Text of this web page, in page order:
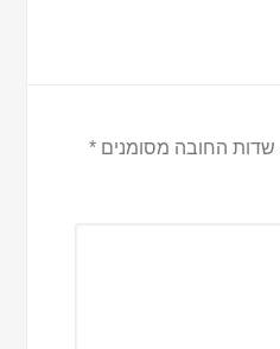
שדות החובה מסומנים*